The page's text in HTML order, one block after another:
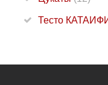
Тесто